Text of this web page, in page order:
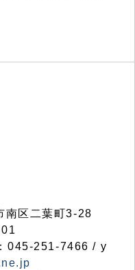
南区二葉町3-28
045-251-7466 / y